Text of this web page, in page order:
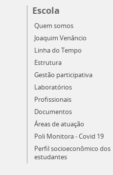
Escola
Quem somos
Joaquim Venâncio
Linha do Tempo
Estrutura
Gestão participativa
Laboratórios
Profissionais
Documentos
Áreas de atuação
Poli Monitora - Covid 19
Perfil socioeconômico dos
estudantes